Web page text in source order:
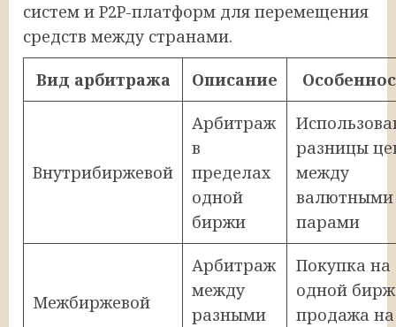
систем и P2P-платформ для перемещения
средств между странами.
Вид арбитража Описание
Внутрибиржевой
Арбитраж
в
пределах
одной
биржи
разницы
между
валютными
парами
Межбиржевой
Арбитраж
между
разными
Покупка на
одной
продажа на